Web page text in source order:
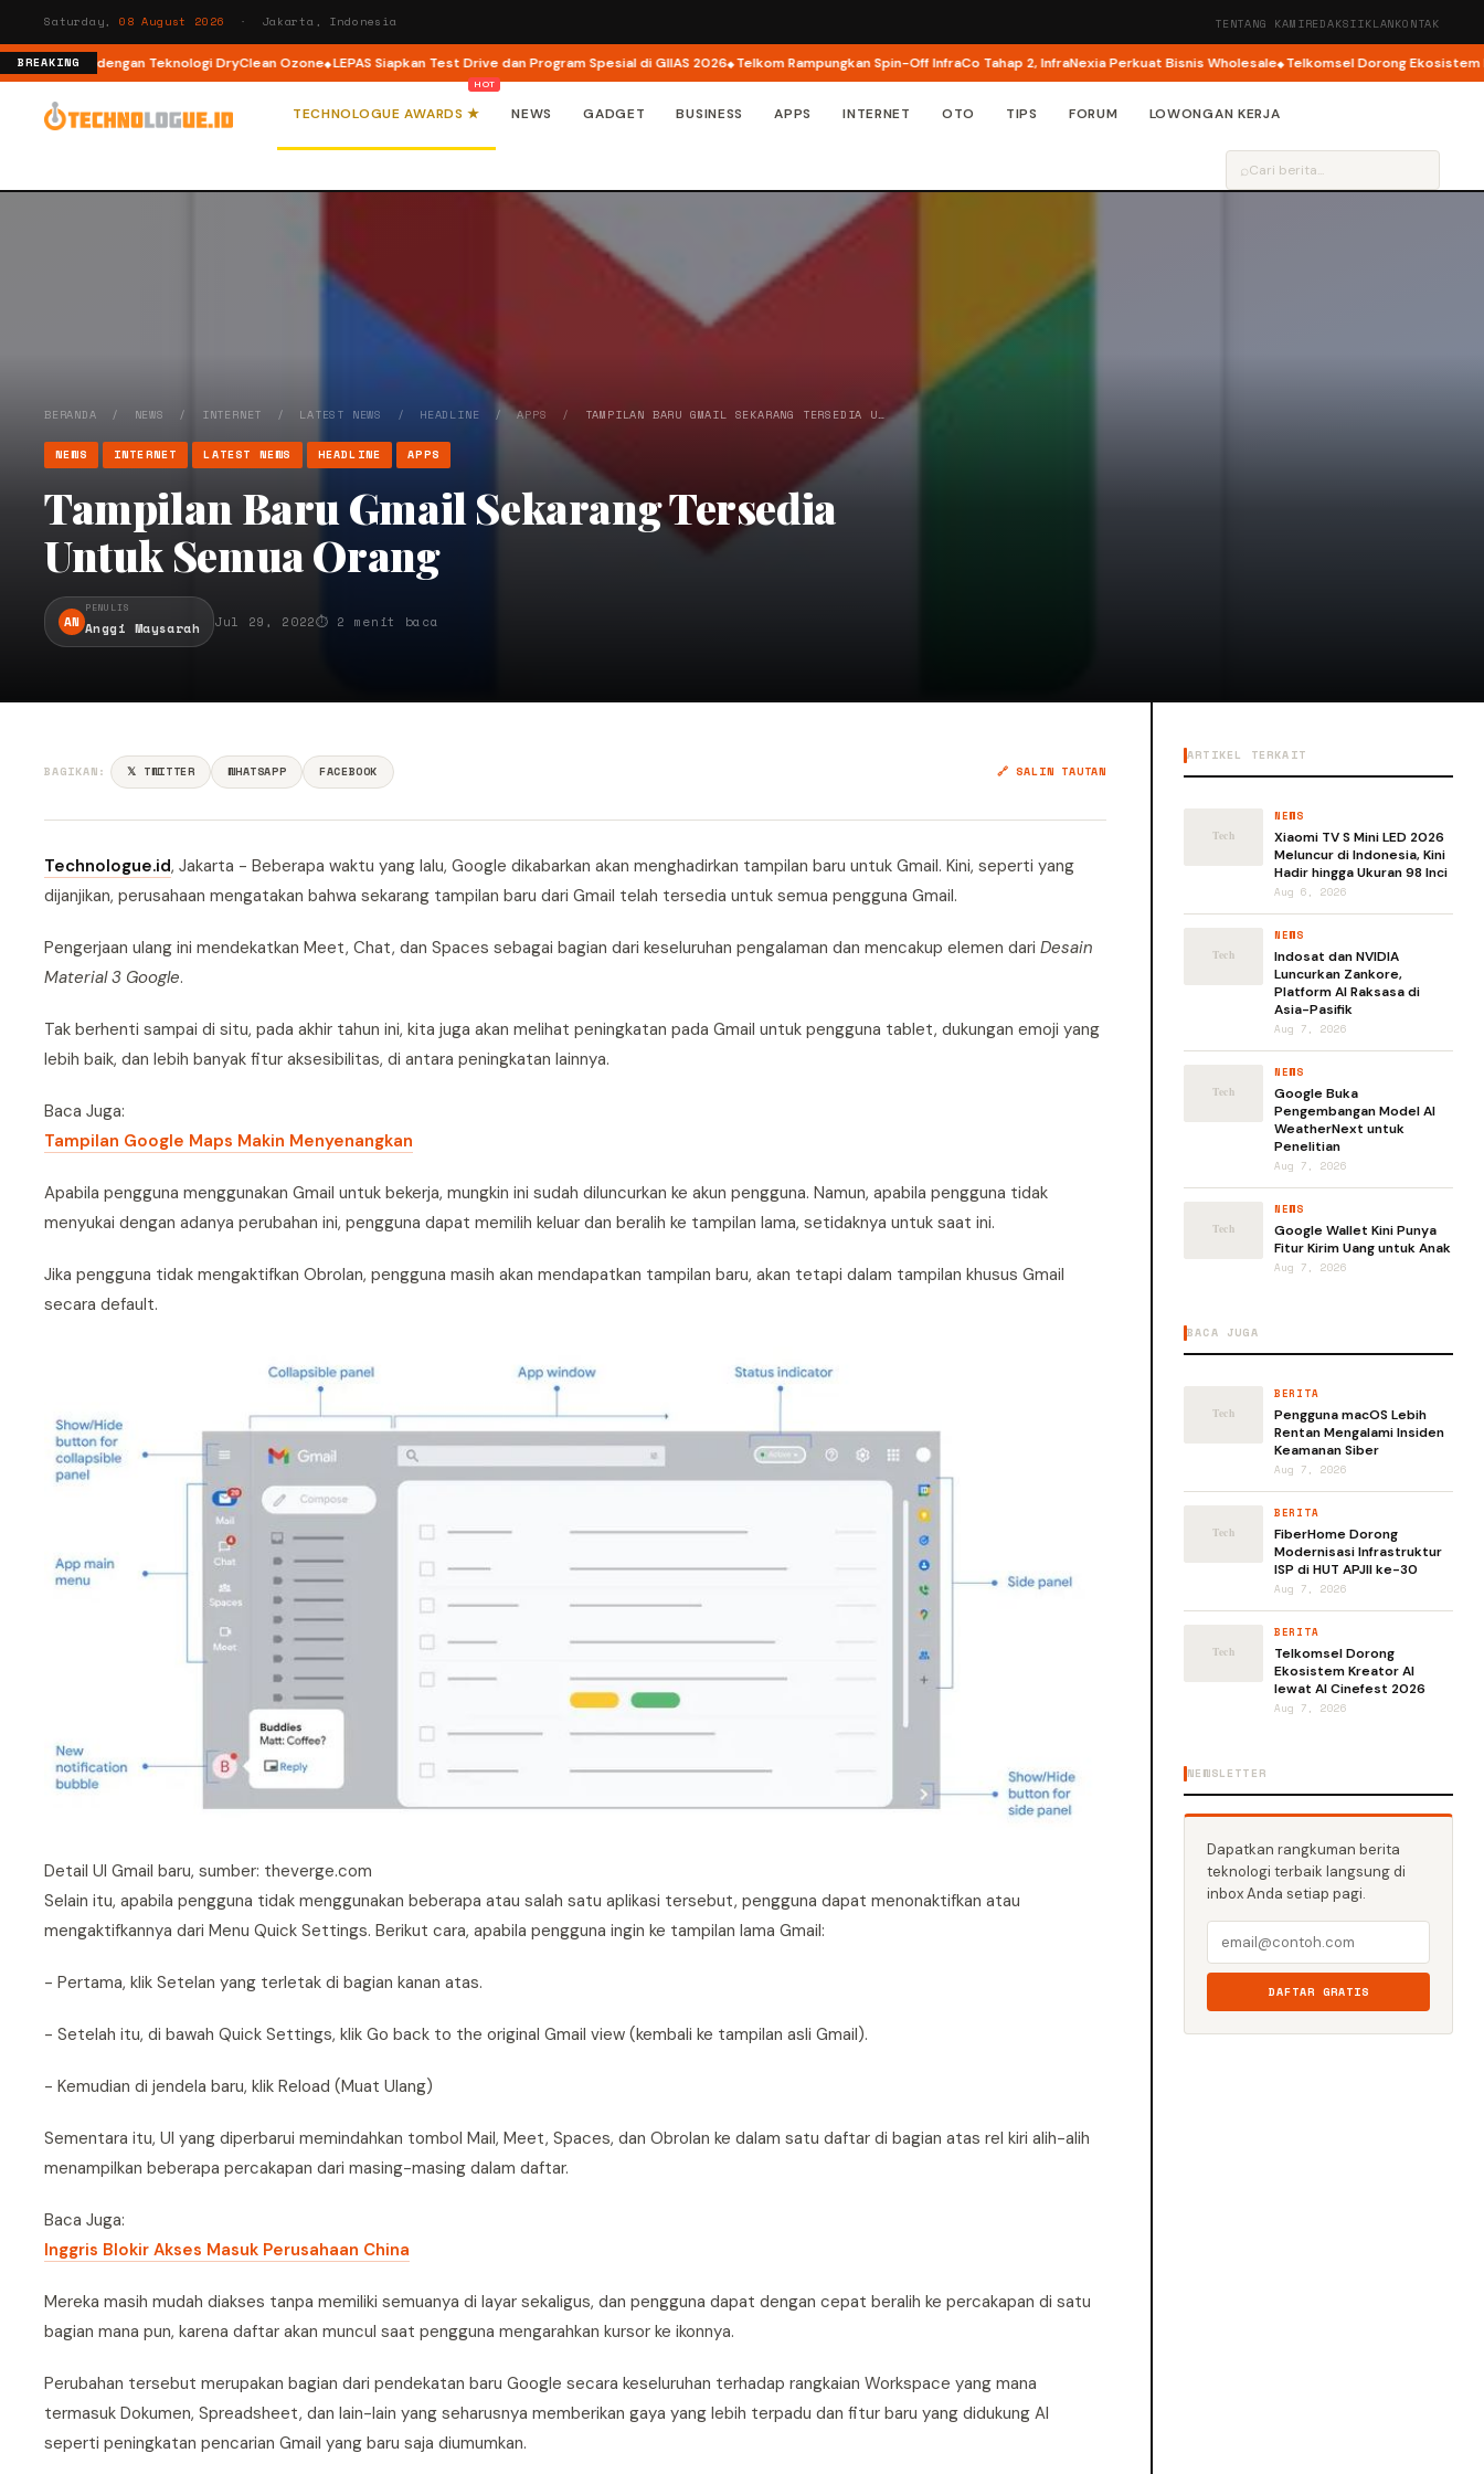
Saturday, 08 August 2026 · Jakarta, Indonesia TENTANG KAMIREDAKSIIKLANKONTAK
BREAKING
Load dengan Teknologi DryClean Ozone LEPAS Siapkan Test Drive dan Program Spesial di GIIAS 2026 Telkom Rampungkan Spin-Off InfraCo Tahap 2, InfraNexia Perkuat Bisnis Wholesale Telkomsel Dorong Ekosistem
TECHNOLOGUE AWARDS ★ NEWS GADGET BUSINESS APPS INTERNET OTO TIPS FORUM LOWONGAN KERJA
⌕
BERANDA / NEWS / INTERNET / LATEST NEWS / HEADLINE /APPS / TAMPILAN BARU GMAIL SEKARANG TERSEDIA U…
NEWS INTERNET LATEST NEWS HEADLINE APPS
Tampilan Baru Gmail Sekarang Tersedia
Untuk Semua Orang
AN
PENULIS
Anggi Maysarah Jul 29, 2022⏱ 2 menit baca
BAGIKAN: 𝕏 TWITTER WHATSAPP FACEBOOK 🔗 SALIN TAUTAN
Technologue.id, Jakarta - Beberapa waktu yang lalu, Google dikabarkan akan menghadirkan tampilan baru untuk Gmail. Kini, seperti yang
dijanjikan, perusahaan mengatakan bahwa sekarang tampilan baru dari Gmail telah tersedia untuk semua pengguna Gmail.
Pengerjaan ulang ini mendekatkan Meet, Chat, dan Spaces sebagai bagian dari keseluruhan pengalaman dan mencakup elemen dari Desain
Material 3 Google.
Tak berhenti sampai di situ, pada akhir tahun ini, kita juga akan melihat peningkatan pada Gmail untuk pengguna tablet, dukungan emoji yang
lebih baik, dan lebih banyak fitur aksesibilitas, di antara peningkatan lainnya.
Baca Juga:
Tampilan Google Maps Makin Menyenangkan
Apabila pengguna menggunakan Gmail untuk bekerja, mungkin ini sudah diluncurkan ke akun pengguna. Namun, apabila pengguna tidak
menyukai dengan adanya perubahan ini, pengguna dapat memilih keluar dan beralih ke tampilan lama, setidaknya untuk saat ini.
Jika pengguna tidak mengaktifkan Obrolan, pengguna masih akan mendapatkan tampilan baru, akan tetapi dalam tampilan khusus Gmail
secara default.
Detail UI Gmail baru, sumber: theverge.com
Selain itu, apabila pengguna tidak menggunakan beberapa atau salah satu aplikasi tersebut, pengguna dapat menonaktifkan atau
mengaktifkannya dari Menu Quick Settings. Berikut cara, apabila pengguna ingin ke tampilan lama Gmail:
- Pertama, klik Setelan yang terletak di bagian kanan atas.
- Setelah itu, di bawah Quick Settings, klik Go back to the original Gmail view (kembali ke tampilan asli Gmail).
- Kemudian di jendela baru, klik Reload (Muat Ulang)
Sementara itu, UI yang diperbarui memindahkan tombol Mail, Meet, Spaces, dan Obrolan ke dalam satu daftar di bagian atas rel kiri alih-alih
menampilkan beberapa percakapan dari masing-masing dalam daftar.
Baca Juga:
Inggris Blokir Akses Masuk Perusahaan China
Mereka masih mudah diakses tanpa memiliki semuanya di layar sekaligus, dan pengguna dapat dengan cepat beralih ke percakapan di satu
bagian mana pun, karena daftar akan muncul saat pengguna mengarahkan kursor ke ikonnya.
Perubahan tersebut merupakan bagian dari pendekatan baru Google secara keseluruhan terhadap rangkaian Workspace yang mana
termasuk Dokumen, Spreadsheet, dan lain-lain yang seharusnya memberikan gaya yang lebih terpadu dan fitur baru yang didukung AI
seperti peningkatan pencarian Gmail yang baru saja diumumkan.
ARTIKEL TERKAIT
NEWS
Xiaomi TV S Mini LED 2026
Meluncur di Indonesia, Kini
Hadir hingga Ukuran 98 Inci
Aug 6, 2026
NEWS
Indosat dan NVIDIA
Luncurkan Zankore,
Platform AI Raksasa di
Asia-Pasifik
Aug 7, 2026
NEWS
Google Buka
Pengembangan Model AI
WeatherNext untuk
Penelitian
Aug 7, 2026
NEWS
Google Wallet Kini Punya
Fitur Kirim Uang untuk Anak
Aug 7, 2026
BACA JUGA
BERITA
Pengguna macOS Lebih
Rentan Mengalami Insiden
Keamanan Siber
Aug 7, 2026
BERITA
FiberHome Dorong
Modernisasi Infrastruktur
ISP di HUT APJII ke-30
Aug 7, 2026
BERITA
Telkomsel Dorong
Ekosistem Kreator AI
lewat AI Cinefest 2026
Aug 7, 2026
NEWSLETTER
Dapatkan rangkuman berita
teknologi terbaik langsung di
inbox Anda setiap pagi.
DAFTAR GRATIS